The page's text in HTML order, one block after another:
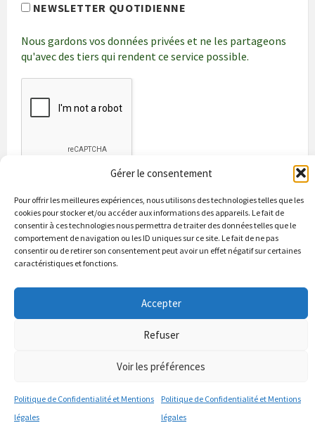
Gérer le consentement
Pour offrir les meilleures expériences, nous utilisons des technologies telles que les
cookies pour stocker et/ou accéder aux informations des appareils. Le fait de
consentir à ces technologies nous permettra de traiter des données telles que le
comportement de navigation ou les ID uniques sur ce site. Le fait de ne pas
consentir ou de retirer son consentement peut avoir un effet négatif sur certaines
caractéristiques et fonctions.
Accepter
Refuser
Voir les préférences
Politique de Confidentialité et Mentions
légales
Politique de Confidentialité et Mentions
légales
NEWSLETTER QUOTIDIENNE
Nous gardons vos données privées et ne les partageons
qu'avec des tiers qui rendent ce service possible.
Bienvenue à Puycapel La municipalité
Actualités
Les bonnes adresses
© 2026 Site officiel de la commune de Puycapel dans le Cantal
Conformité à la loi RGPD
Puycapel.fr utilise des cookies pour améliorer les performance et
votre usage du site web. nous présumons de votre accord pour
le dicte et vous en donne le droit .